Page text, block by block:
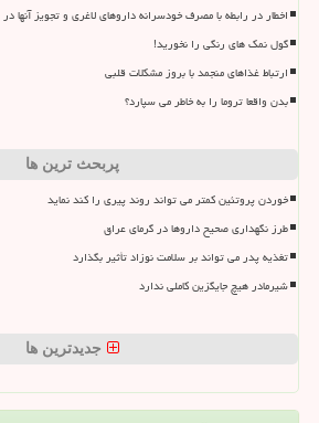
اخطار در رابطه با مصرف خودسرانه داروهای لاغری و تجویز آنها
گول نمک های رنگی را نخورید!
ارتباط غذاهای منجمد با بروز مشکلات قلبی
بدن واقعا تروما را به خاطر می سپارد؟
پربحث ترین ها
خوردن پروتئین کمتر می تواند روند پیری را کند نماید
طرز نگهداری صحیح داروها در گرمای عراق
تغذیه پدر می تواند بر سلامت نوزاد تأثیر بگذارد
شیرمادر هیچ جایگزین کاملی ندارد
جدیدترین ها